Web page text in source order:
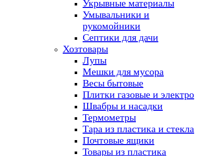
Укрывные материалы
Умывальники и
рукомойники
Септики для дачи
Хозтовары
Лупы
Мешки для мусора
Весы бытовые
Плитки газовые и электро
Швабры и насадки
Термометры
Тара из пластика и стекла
Почтовые ящики
Товары из пластика